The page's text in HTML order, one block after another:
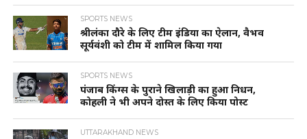
SPORTS NEWS
श्रीलंका दौरे के लिए टीम इंडिया का ऐलान, वैभव
सूर्यवंशी को टीम में शामिल किया गया
SPORTS NEWS
पंजाब किंग्स के पुराने खिलाड़ी का हुआ निधन,
कोहली ने भी अपने दोस्त के लिए किया पोस्ट
UTTARAKHAND NEWS